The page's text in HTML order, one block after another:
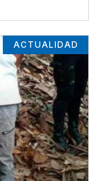
ACTUALIDAD